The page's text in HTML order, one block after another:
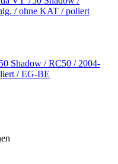
Shadow / RC50 / 2004-
/ EG-BE